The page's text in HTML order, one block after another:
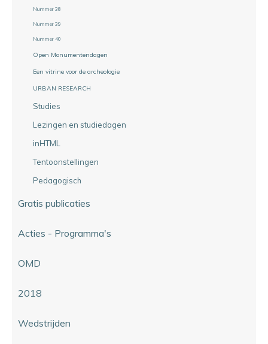
Nummer 38
Nummer 39
Nummer 40
Open Monumentendagen
Een vitrine voor de archeologie
URBAN RESEARCH
Studies
Lezingen en studiedagen
inHTML
Tentoonstellingen
Pedagogisch
Gratis publicaties
Acties - Programma's
OMD
2018
Wedstrijden